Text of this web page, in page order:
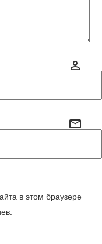
в этом браузере